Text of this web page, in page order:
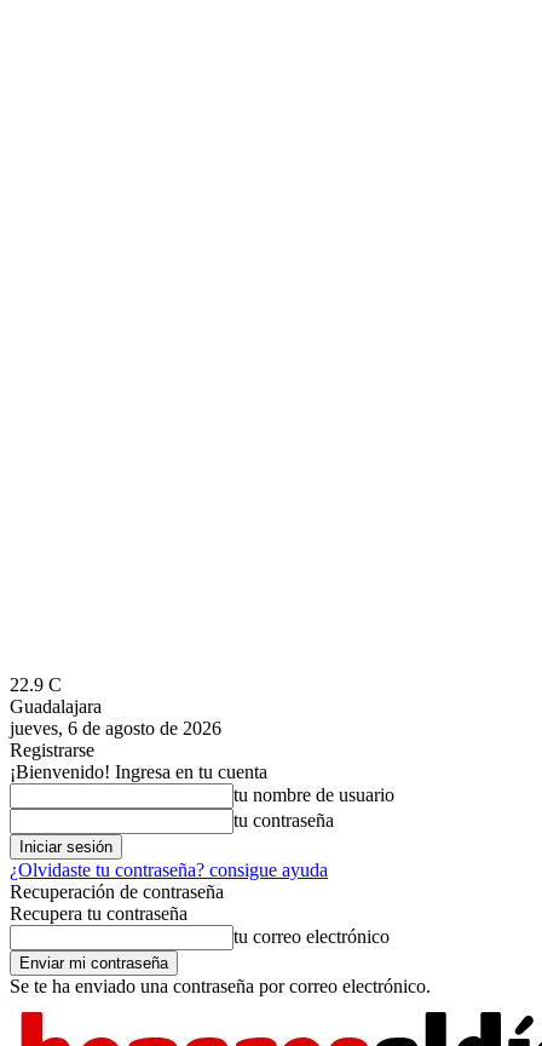
22.9 C
Guadalajara
jueves, 6 de agosto de 2026
Registrarse
¡Bienvenido! Ingresa en tu cuenta
tu nombre de usuario
tu contraseña
¿Olvidaste tu contraseña? consigue ayuda
Recuperación de contraseña
Recupera tu contraseña
tu correo electrónico
Se te ha enviado una contraseña por correo electrónico.